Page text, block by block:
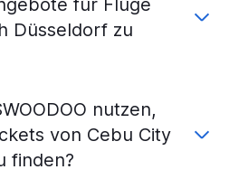
für Flüge
Düsseldorf zu
nutzen,
von Cebu City
finden?